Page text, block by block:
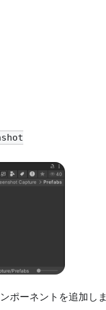
ポーネントを追加しま